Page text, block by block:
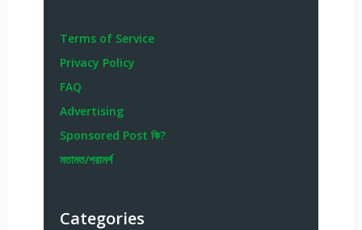
Terms of Service
Privacy Policy
FAQ
Advertising
Sponsored Post কি?
মতামত/পরামর্শ
Categories